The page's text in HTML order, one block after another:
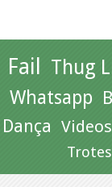
Fail Thug
Whatsapp
Dança
Trotes